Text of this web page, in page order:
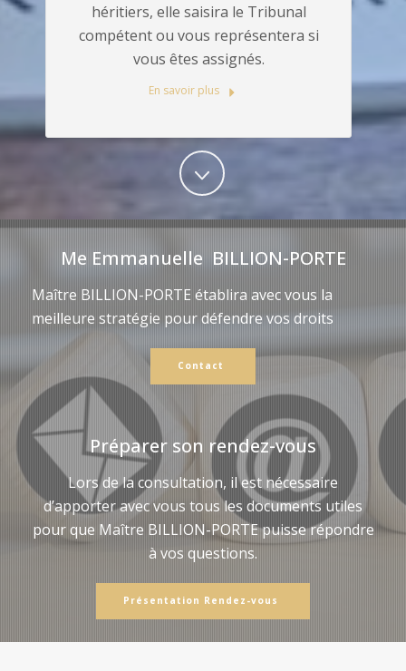
héritiers, elle saisira le Tribunal
compétent ou vous représentera si
vous êtes assignés.
En savoir plus
Me Emmanuelle BILLION-PORTE
Maître BILLION-PORTE établira avec vous la
meilleure stratégie pour défendre vos droits
Contact
Préparer son rendez-vous
Lors de la consultation, il est nécessaire
d’apporter avec vous tous les documents utiles
pour que Maître BILLION-PORTE puisse répondre
à vos questions.
Présentation Rendez-vous